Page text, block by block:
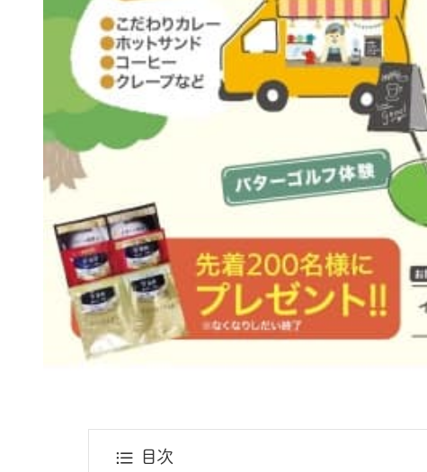
目次